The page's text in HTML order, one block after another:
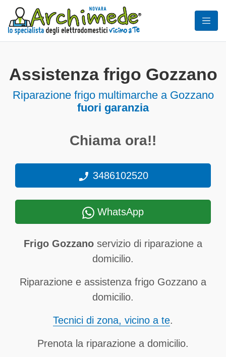
Assistenza frigo Gozzano
Riparazione frigo multimarche a Gozzano
fuori garanzia
Chiama ora!!
3486102520
WhatsApp
Frigo Gozzano servizio di riparazione a
domicilio.
Riparazione e assistenza frigo Gozzano a
domicilio.
Tecnici di zona, vicino a te.
Prenota la riparazione a domicilio.